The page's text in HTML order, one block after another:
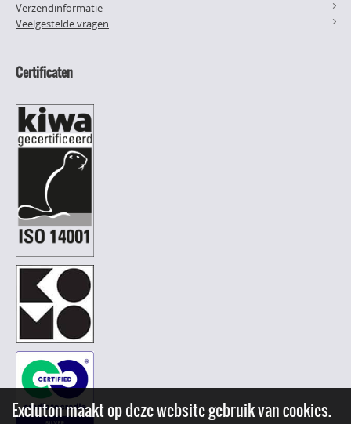
Verzendinformatie
Veelgestelde vragen
Certificaten
Excluton maakt op deze website gebruik van cookies.